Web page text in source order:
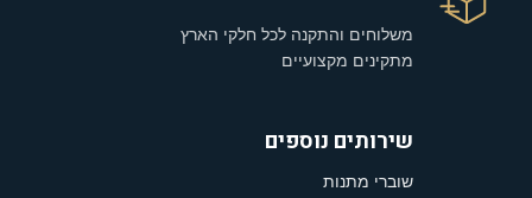
משלוחים והתקנה לכל חלקי הארץ
מתקינים מקצועיים
שירותים נוספים
שוברי מתנות